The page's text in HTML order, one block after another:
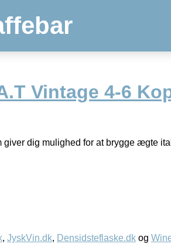
Vintage 4-6
giver dig mulighed for at brygge ægte
, JyskVin.dk, Densidsteflaske.dk og